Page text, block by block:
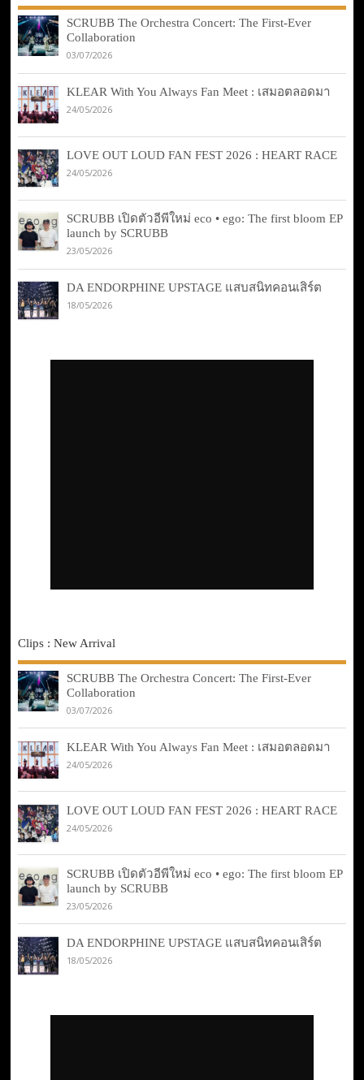
SCRUBB The Orchestra Concert: The First-Ever
Collaboration
03/07/2026
KLEAR With You Always Fan Meet : เสมอตลอดมา
24/05/2026
LOVE OUT LOUD FAN FEST 2026 : HEART RACE
24/05/2026
SCRUBB เปิดตัวอีพีใหม่ eco • ego: The first bloom EP
launch by SCRUBB
23/05/2026
DA ENDORPHINE UPSTAGE แสบสนิทคอนเสิร์ต
18/05/2026
Clips : New Arrival
SCRUBB The Orchestra Concert: The First-Ever
Collaboration
03/07/2026
KLEAR With You Always Fan Meet : เสมอตลอดมา
24/05/2026
LOVE OUT LOUD FAN FEST 2026 : HEART RACE
24/05/2026
SCRUBB เปิดตัวอีพีใหม่ eco • ego: The first bloom EP
launch by SCRUBB
23/05/2026
DA ENDORPHINE UPSTAGE แสบสนิทคอนเสิร์ต
18/05/2026